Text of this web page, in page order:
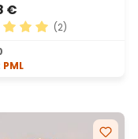
€
moyenne de 5 sur 5
(2)
PML